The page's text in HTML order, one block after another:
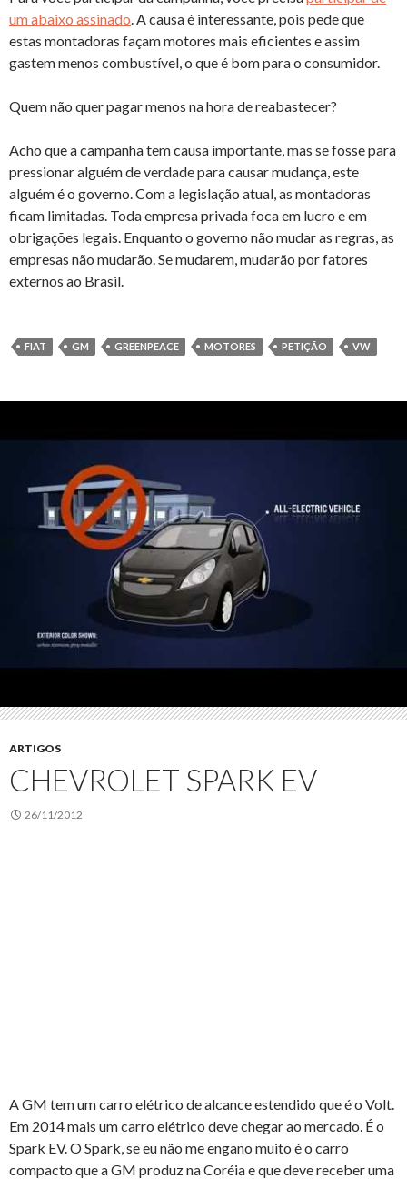
um abaixo assinado . A causa é interessante, pois pede que
estas montadoras façam motores mais eficientes e assim
gastem menos combustível, o que é bom para o consumidor.
Quem não quer pagar menos na hora de reabastecer?
Acho que a campanha tem causa importante, mas se fosse para
pressionar alguém de verdade para causar mudança, este
alguém é o governo. Com a legislação atual, as montadoras
ficam limitadas. Toda empresa privada foca em lucro e em
obrigações legais. Enquanto o governo não mudar as regras, as
empresas não mudarão. Se mudarem, mudarão por fatores
externos ao Brasil.
FIAT GM GREENPEACE MOTORES PETIÇÃO VW
ARTIGOS
CHEVROLET SPARK EV
26/11/2012
A GM tem um carro elétrico de alcance estendido que é o Volt.
Em 2014 mais um carro elétrico deve chegar ao mercado. É o
Spark EV. O Spark, se eu não me engano muito é o carro
compacto que a GM produz na Coréia e que deve receber uma